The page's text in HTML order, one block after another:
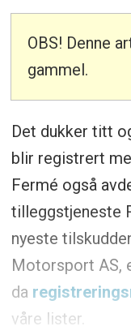
OBS! Denne
gammel.
Det dukker titt
blir registrert
Fermé også
tilleggstjeneste
nyeste
Motorsport AS,
da
våre lister.